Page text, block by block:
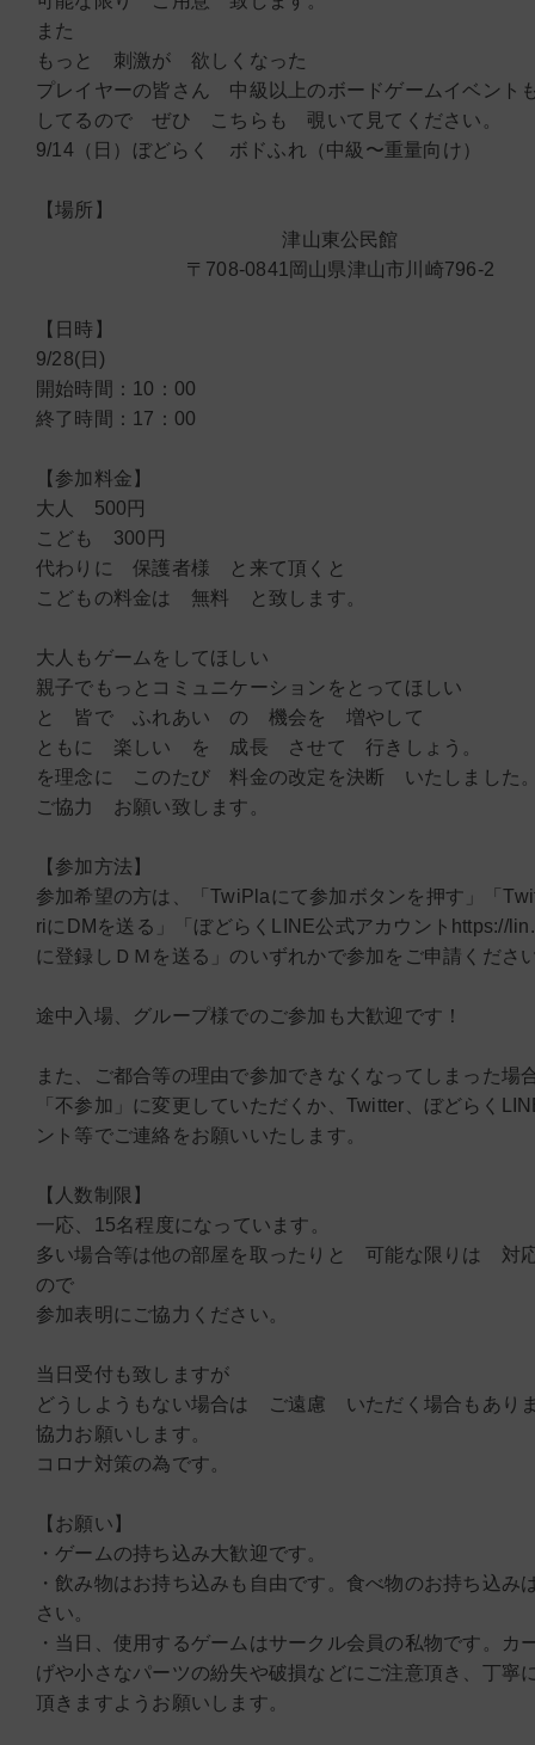
また
もっと 刺激が 欲しくなった
プレイヤーの皆さん 中級以上のボードゲームイベント
してるので ぜひ こちらも 覗いて見てください。
9/14（日）ぼどらく ボドふれ（中級〜重量向け）
【場所】
津山東公民館
〒708-0841岡山県津山市川崎796-2
【日時】
9/28(日)
開始時間：10：00
終了時間：17：00
【参加料金】
大人 500円
こども 300円
代わりに 保護者様 と来て頂くと
こどもの料金は 無料 と致します。
大人もゲームをしてほしい
親子でもっとコミュニケーションをとってほしい
と 皆で ふれあい の 機会を 増やして
ともに 楽しい を 成長 させて 行きしょう。
を理念に このたび 料金の改定を決断 いたしました
ご協力 お願い致します。
【参加方法】
参加希望の方は、「TwiPlaにて参加ボタンを押す」「
riにDMを送る」「ぼどらくLINE公式アカウントhttps://
に登録しＤＭを送る」のいずれかで参加をご申請くださ
途中入場、グループ様でのご参加も大歓迎です！
また、ご都合等の理由で参加できなくなってしまった場
「不参加」に変更していただくか、Twitter、ぼどらく
ント等でご連絡をお願いいたします。
【人数制限】
一応、15名程度になっています。
多い場合等は他の部屋を取ったりと 可能な限りは 対
ので
参加表明にご協力ください。
当日受付も致しますが
どうしようもない場合は ご遠慮 いただく場合もあり
協力お願いします。
コロナ対策の為です。
【お願い】
・ゲームの持ち込み大歓迎です。
・飲み物はお持ち込みも自由です。食べ物のお持ち込み
さい。
・当日、使用するゲームはサークル会員の私物です。カ
げや小さなパーツの紛失や破損などにご注意頂き、丁寧
頂きますようお願いします。